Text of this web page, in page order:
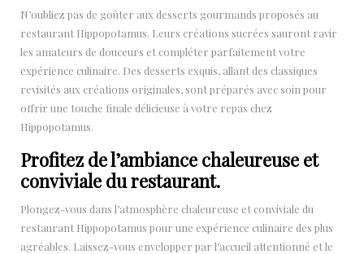
N’oubliez pas de goûter aux desserts gourmands proposés au
restaurant Hippopotamus. Leurs créations sucrées sauront ravir
les amateurs de douceurs et compléter parfaitement votre
expérience culinaire. Des desserts exquis, allant des classiques
revisités aux créations originales, sont préparés avec soin pour
offrir une touche finale délicieuse à votre repas chez
Hippopotamus.
Profitez de l’ambiance chaleureuse et
conviviale du restaurant.
Plongez-vous dans l’atmosphère chaleureuse et conviviale du
restaurant Hippopotamus pour une expérience culinaire des plus
agréables. Laissez-vous envelopper par l’accueil attentionné et le